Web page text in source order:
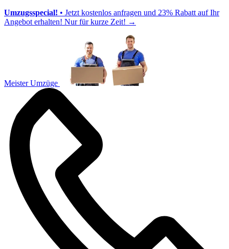
Umzugsspecial! • Jetzt kostenlos anfragen und 23% Rabatt auf Ihr
Angebot erhalten! Nur für kurze Zeit! →
Meister Umzüge